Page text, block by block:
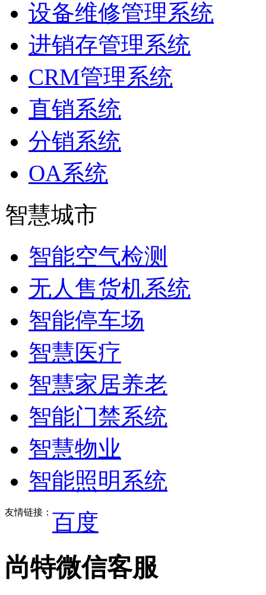
设备维修管理系统
进销存管理系统
CRM管理系统
直销系统
分销系统
OA系统
智慧城市
智能空气检测
无人售货机系统
智能停车场
智慧医疗
智慧家居养老
智能门禁系统
智慧物业
智能照明系统
友情链接： 百度
尚特微信客服